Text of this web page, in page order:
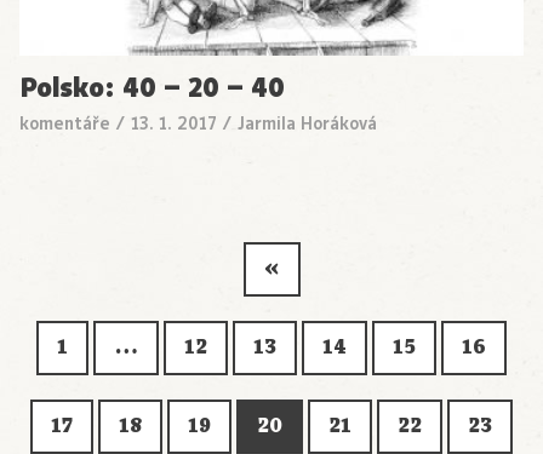
Polsko: 40 – 20 – 40
komentáře / 13. 1. 2017 / Jarmila Horáková
«
1 … 12 13 14 15 16
17 18 19 20 21 22 23